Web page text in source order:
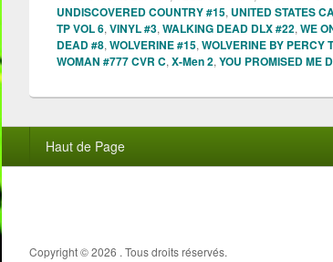
UNDISCOVERED COUNTRY #15, UNITED STATES
TP VOL 6, VINYL #3, WALKING DEAD DLX #22, WE
DEAD #8, WOLVERINE #15, WOLVERINE BY PERCY
WOMAN #777 CVR C, X-Men 2, YOU PROMISED ME
de
page
Haut de Page
Copyright © 2026 . Tous droits réservés.